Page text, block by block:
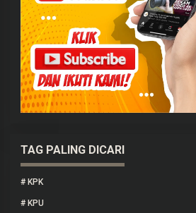
TAG PALING DICARI
# KPK
# KPU